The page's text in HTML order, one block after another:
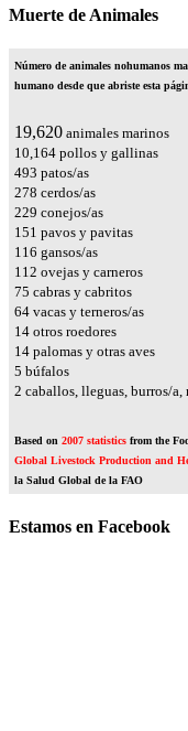
Muerte de Animales
Número de animales nohumanos
humano desde que abriste esta
22,831 animales marinos
11,827 pollos y gallinas
574 patos/as
324 cerdos/as
267 conejos/as
175 pavos y pavitas
135 gansos/as
131 ovejas y carneros
88 cabras y cabritos
74 vacas y terneros/as
16 otros roedores
16 palomas y otras aves
6 búfalos
2 caballos, lleguas, burros/a,
Based on 2007 statistics from the
Global Livestock Production and
la Salud Global de la FAO
Estamos en Facebook